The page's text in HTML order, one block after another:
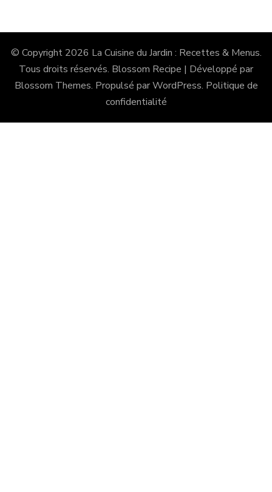
© Copyright 2026 La Cuisine du Jardin : Recettes & Menus.
Tous droits réservés. Blossom Recipe | Développé par
Blossom Themes. Propulsé parWordPress. Politique de
confidentialité